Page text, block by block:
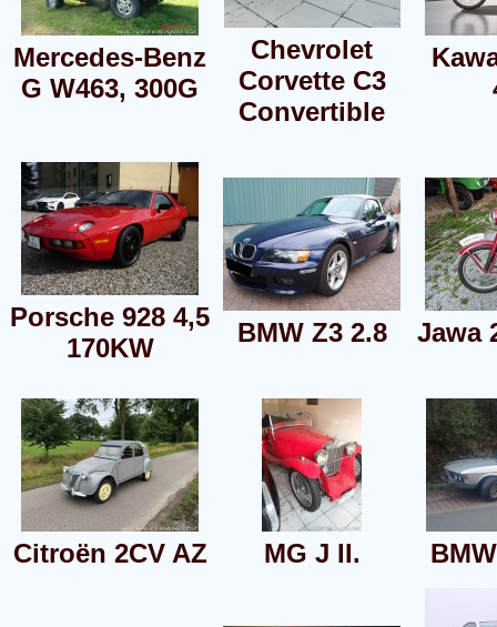
Mercedes-Benz
G W463, 300G
Chevrolet
Corvette C3
Convertible
Porsche 928 4,5
170KW
BMW Z3 2.8 Jawa
Citroën 2CV AZ MG J II.